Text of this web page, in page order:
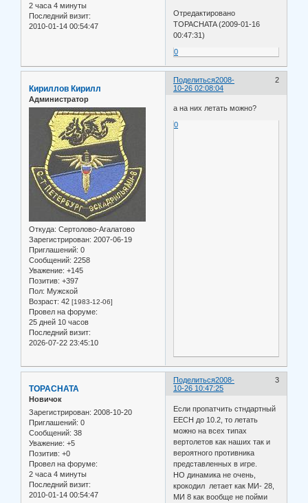
2 часа 4 минуты
Последний визит:
2010-01-14 00:54:47
Отредактировано
TOPACHATA (2009-01-16
00:47:31)
0
Поделиться 2
2008-
10-26 02:08:04
Кириллов Кирилл
Администратор
Откуда: Сертолово-Агалатово
Зарегистрирован: 2007-06-19
Приглашений: 0
Сообщений: 2258
Уважение: +145
Позитив: +397
Пол: Мужской
Возраст: 42 [1983-12-06]
Провел на форуме:
25 дней 10 часов
Последний визит:
2026-07-22 23:45:10
а на них летать можно?
0
Поделиться 3
2008-
10-26 10:47:25
TOPACHATA
Новичок
Зарегистрирован: 2008-10-20
Приглашений: 0
Сообщений: 38
Уважение: +5
Позитив: +0
Провел на форуме:
2 часа 4 минуты
Последний визит:
2010-01-14 00:54:47
Если пропатчить стндартный
EECH до 10.2, то летать
можно на всех типах
вертолетов как наших так и
вероятного противника
представленных в игре.
НО динамика не очень,
крокодил летает как МИ- 28,
МИ 8 как вообще не пойми